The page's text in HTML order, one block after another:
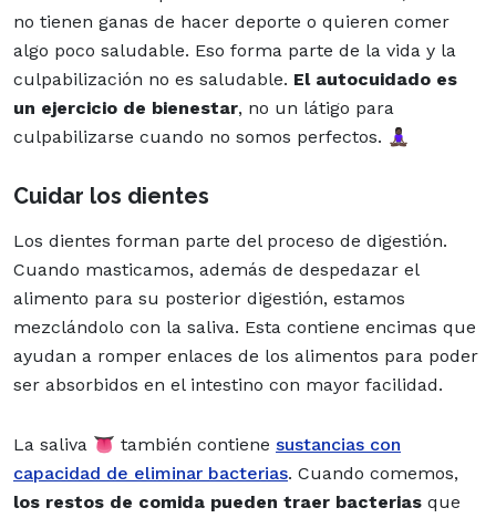
no tienen ganas de hacer deporte o quieren comer
algo poco saludable. Eso forma parte de la vida y la
culpabilización no es saludable. El autocuidado es
un ejercicio de bienestar, no un látigo para
culpabilizarse cuando no somos perfectos. 🧘🏿‍♀️
Cuidar los dientes
Los dientes forman parte del proceso de digestión.
Cuando masticamos, además de despedazar el
alimento para su posterior digestión, estamos
mezclándolo con la saliva. Esta contiene encimas que
ayudan a romper enlaces de los alimentos para poder
ser absorbidos en el intestino con mayor facilidad.
La saliva 👅 también contiene sustancias con
capacidad de eliminar bacterias. Cuando comemos,
los restos de comida pueden traer bacterias que